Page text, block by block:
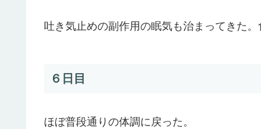
吐き気止めの副作用の眠気も治まってきた。
６日目
ほぼ普段通りの体調に戻った。